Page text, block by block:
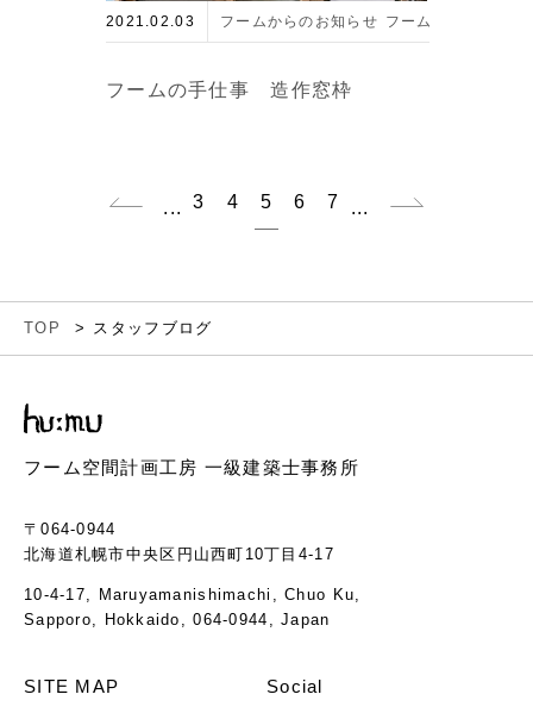
2021.02.03 フームからのお知らせ フームの手仕事
フームの手仕事 造作窓枠
... 3 4 5 6 7 ...
TOP スタッフブログ
フーム空間計画工房 一級建築士事務所
〒064-0944
北海道札幌市中央区円山西町10丁目4-17
10-4-17, Maruyamanishimachi, Chuo Ku,
Sapporo, Hokkaido, 064-0944, Japan
SITE MAP Social